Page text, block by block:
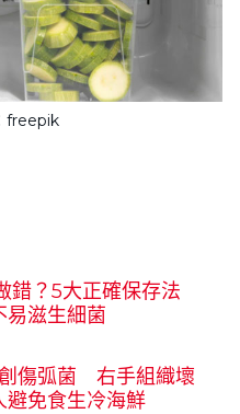
freepik
錯？5大正確保存法
易滋生細菌
傷弧菌 右手組織壞
免食生冷海鮮